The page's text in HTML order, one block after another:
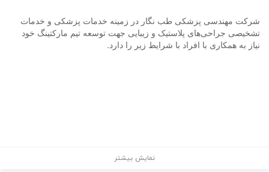
شرکت مهندسی پزشکی طب نگار در زمینه خدمات پزشکی و خدمات
تشخیصی جراحی‌های پلاستیک و زیبایی جهت توسعه تیم مارکتینگ خود
نیاز به همکاری با افراد با شرایط زیر را دارد.
نمایش بیشتر